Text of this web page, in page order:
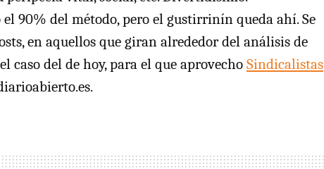
90% del método, pero el gustirrinín queda ahí. Se
en aquellos que giran alrededor del análisis de
caso del de hoy, para el que aprovecho Sindicalistas